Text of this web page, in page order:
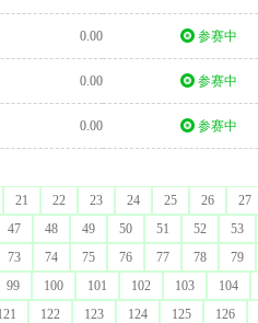
0.00 参赛中
0.00 参赛中
0.00 参赛中
21 22 23 24 25 26 27
47 48 49 50 51 52 53
73 74 75 76 77 78 79
99 100 101 102 103 104
122 123 124 125 126